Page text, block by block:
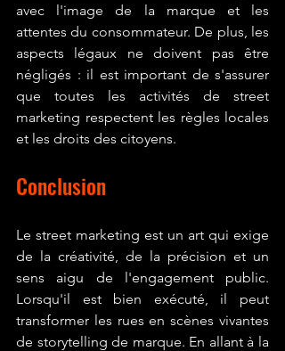
avec l'image de la marque et les
attentes du consommateur. De plus, les
aspects légaux ne doivent pas être
négligés : il est important de s'assurer
que toutes les activités de street
marketing respectent les règles locales
et les droits des citoyens.
Conclusion
Le street marketing est un art qui exige
de la créativité, de la précision et un
sens aigu de l'engagement public.
Lorsqu'il est bien exécuté, il peut
transformer les rues en scènes vivantes
de storytelling de marque. En allant à la